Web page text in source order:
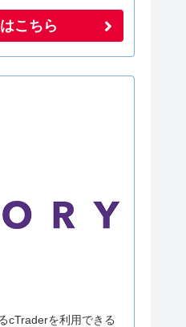
こちら
cTraderを利用できる